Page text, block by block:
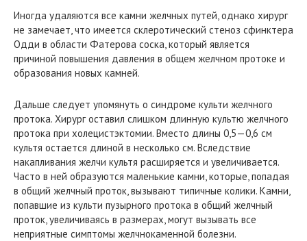
Иногда удаляются все камни желчных путей, однако хирург
не замечает, что имеется склеротический стеноз сфинктера
Одди в области Фатерова соска, который является
причиной повышения давления в общем желчном протоке и
образования новых камней.
Дальше следует упомянуть о синдроме культи желчного
протока. Хирург оставил слишком длинную культю желчного
протока при холецистэктомии. Вместо длины 0,5—0,6 см
культя остается длиной в несколько см. Вследствие
накапливания желчи культя расширяется и увеличивается.
Часто в ней образуются маленькие камни, которые, попадая
в общий желчный проток, вызывают типичные колики. Камни,
попавшие из культи пузырного протока в общий желчный
проток, увеличиваясь в размерах, могут вызывать все
неприятные симптомы желчнокаменной болезни.